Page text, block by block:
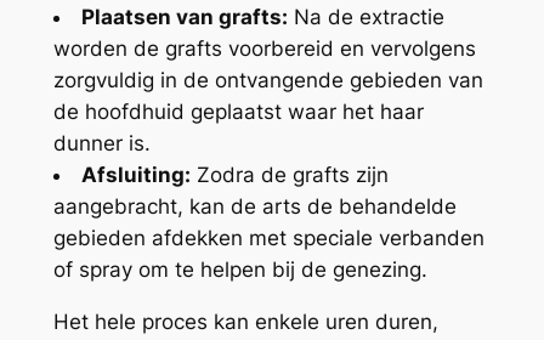
Plaatsen van grafts: Na de extractie
worden de grafts voorbereid en vervolgens
zorgvuldig in de ontvangende gebieden van
de hoofdhuid geplaatst waar het haar
dunner is.
Afsluiting: Zodra de grafts zijn
aangebracht, kan de arts de behandelde
gebieden afdekken met speciale verbanden
of spray om te helpen bij de genezing.
Het hele proces kan enkele uren duren,